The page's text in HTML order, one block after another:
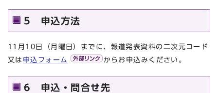
5 申込方法
11月10日（月曜日）までに、報道発表資料の二次元コード
又は 申込フォーム からお申込みください。
6 申込・問合せ先